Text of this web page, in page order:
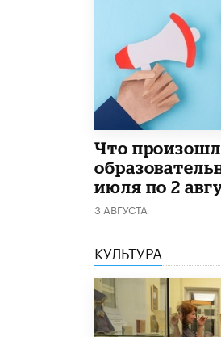
​Что
июля по 2
3 АВГУСТА
КУЛЬТУРА